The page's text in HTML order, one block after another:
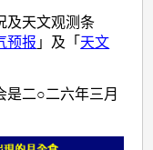
及天文观测条
预报 」及「 天文
是二○二六年三月